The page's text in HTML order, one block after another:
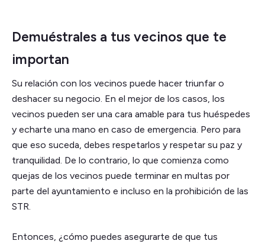
Demuéstrales a tus vecinos que te
importan
Su relación con los vecinos puede hacer triunfar o
deshacer su negocio. En el mejor de los casos, los
vecinos pueden ser una cara amable para tus huéspedes
y echarte una mano en caso de emergencia. Pero para
que eso suceda, debes respetarlos y respetar su paz y
tranquilidad. De lo contrario, lo que comienza como
quejas de los vecinos puede terminar en multas por
parte del ayuntamiento e incluso en la prohibición de las
STR.
Entonces, ¿cómo puedes asegurarte de que tus